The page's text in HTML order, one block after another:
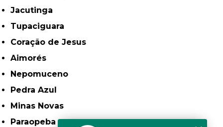
Jacutinga
Tupaciguara
Coração de Jesus
Aimorés
Nepomuceno
Pedra Azul
Minas Novas
Paraopeba